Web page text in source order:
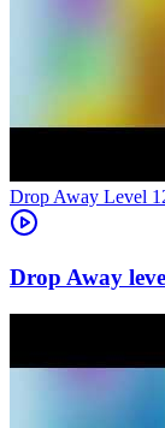
Level